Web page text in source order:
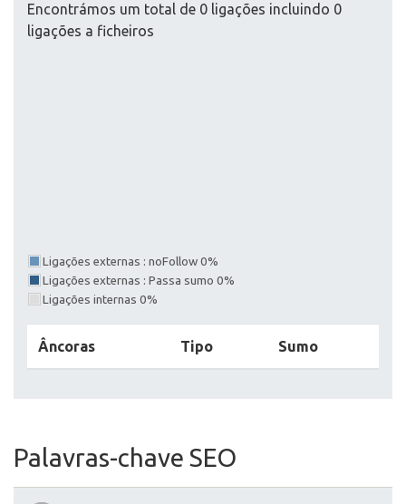
Encontrámos um total de 0 ligações incluindo 0
ligações a ficheiros
Ligações externas : noFollow 0%
Ligações externas : Passa sumo 0%
Ligações internas 0%
Âncoras Tipo Sumo
Palavras-chave SEO